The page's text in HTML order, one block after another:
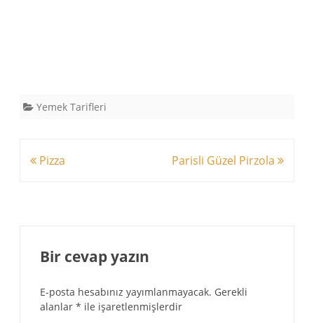
Yemek Tarifleri
Yazı
Pizza Parisli Güzel Pirzola
Bir cevap yazın
E-posta hesabınız yayımlanmayacak. Gerekli
alanlar * ile işaretlenmişlerdir